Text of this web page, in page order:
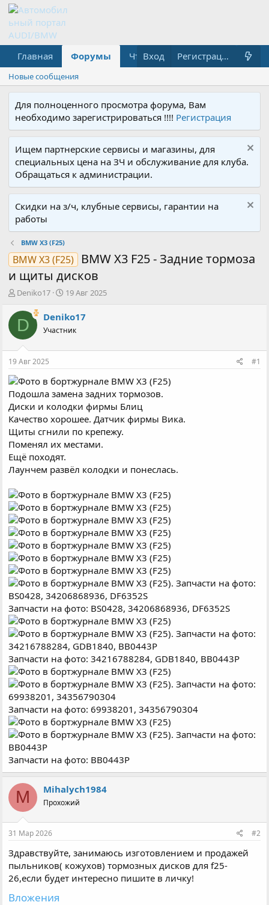
Главная Форумы Что нового? Медиа
Вход Регистрация
Новые сообщения
Для полноценного просмотра форума, Вам
необходимо зарегистрироваться !!!! Регистрация
Ищем партнерские сервисы и магазины, для
специальных цена на ЗЧ и обслуживание для клуба.
Обращаться к администрации.
Скидки на з/ч, клубные сервисы, гарантии на
работы
BMW X3 (F25)
BMW X3 (F25)
BMW X3 F25 - Задние тормоза
и щиты дисков
А
т
р
е
м
ы
Deniko17
Д
т
н
л
19 Авг 2025
D Deniko17
Участник
19 Авг 2025 #1
Подошла замена задних тормозов.
Диски и колодки фирмы Блиц
Качество хорошее. Датчик фирмы Вика.
Щиты сгнили по крепежу.
Поменял их местами.
Ещё походят.
Лаунчем развёл колодки и понеслась.
Запчасти на фото: BS0428, 34206868936, DF6352S
Запчасти на фото: 34216788284, GDB1840, BB0443P
Запчасти на фото: 69938201, 34356790304
Запчасти на фото: BB0443P
M Mihalych1984
Прохожий
31 Мар 2026 #2
Здравствуйте, занимаюсь изготовлением и продажей
пыльников( кожухов) тормозных дисков для f25-
26,если будет интересно пишите в личку!
Вложения